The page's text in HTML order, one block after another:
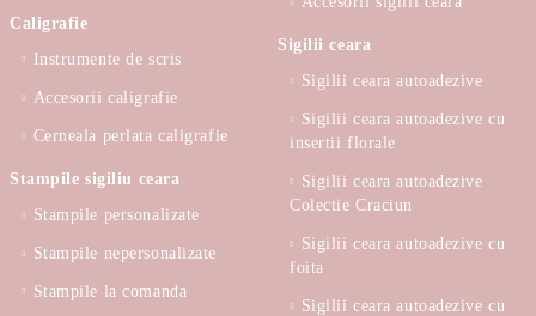
Caligrafie
Instrumente de scris
Accesorii caligrafie
Cerneala perlata caligrafie
Stampile sigiliu ceara
Stampile personalizate
Stampile nepersonalizate
Stampile la comanda
Sigilii ceara
Sigilii ceara autoadezive
Sigilii ceara autoadezive cu
insertii florale
Sigilii ceara autoadezive
Colectie Craciun
Sigilii ceara autoadezive cu
foita
Sigilii ceara autoadezive cu